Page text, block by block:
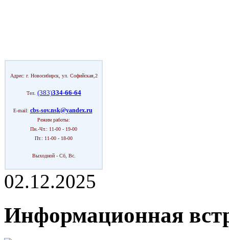
Адрес: г. Новосибирск, ул. Софийская,2
Тел. (383)334-66-64
E-mail: cbs-sov.nsk@yandex.ru
Режим работы:
Пн.-Чт.: 11-00 - 19-00
Пт.: 11-00 - 18-00
Выходной - Сб, Вс.
02.12.2025
Информационная